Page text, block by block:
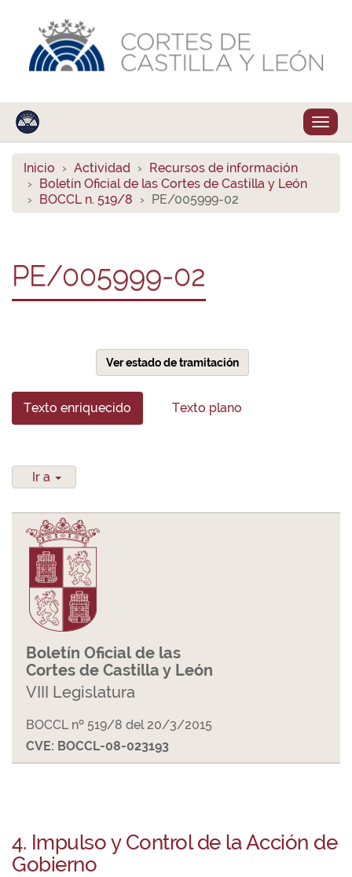
Inicio Actividad
Recursos de información
Boletín Oficial de las Cortes de Castilla y León
BOCCL n. 519/8
PE/005999-02
PE/005999-02
Ver estado de tramitación
Texto enriquecido Texto plano
Ir a
Boletín Oficial de las
Cortes de Castilla y León
VIII Legislatura
BOCCL nº 519/8 del 20/3/2015
CVE: BOCCL-08-023193
4. Impulso y Control de la Acción de
Gobierno